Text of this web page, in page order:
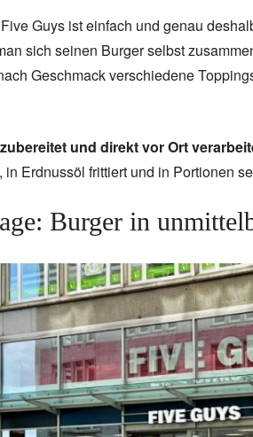
Guys ist einfach und genau
sich seinen Burger selbst
Geschmack verschiedene
und direkt vor Ort
in Erdnussöl frittiert und in Portionen
Burger in